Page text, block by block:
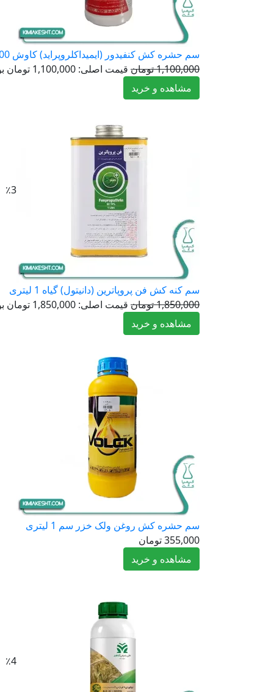
سم حشره کش کنفیدور (ایمیداکلروپراید) کاوش 500 سی سی
1,100,000تومان قیمت اصلی: 1,100,000 تومان بود.
مشاهده و خرید
٪3
سم کنه کش فن پروپاترین (دانیتول) گیاه 1 لیتری
1,850,000تومان قیمت اصلی: 1,850,000 تومان بود.
مشاهده و خرید
سم حشره کش روغن ولک خزر سم 1 لیتری
355,000تومان
مشاهده و خرید
٪4